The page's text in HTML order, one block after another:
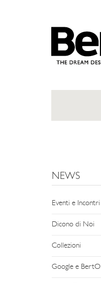
NEWS
Eventi e Incontri
Dicono di Noi
Collezioni
Google e BertO